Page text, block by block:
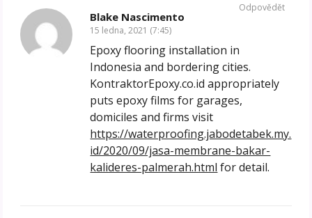
Blake Nascimento
15 ledna, 2021 (7:45)
Epoxy flooring installation in
Indonesia and bordering cities.
KontraktorEpoxy.co.id appropriately
puts epoxy films for garages,
domiciles and firms visit
https://waterproofing.jabodetabek.my.
id/2020/09/jasa-membrane-bakar-
kalideres-palmerah.html for detail.
Odpovědět